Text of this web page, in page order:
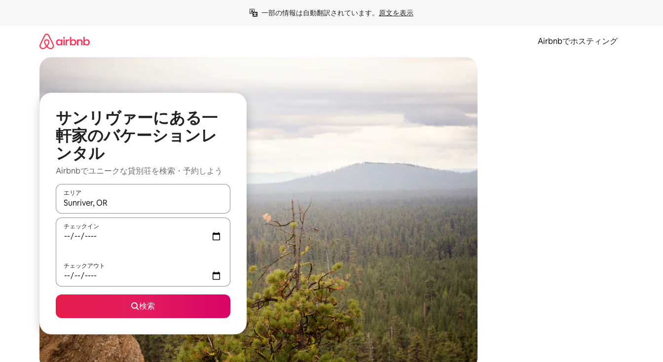
一部の情報は自動翻訳されています。 原文を表示
Airbnbでホスティング
サンリヴァーにある一
軒家のバケーションレ
ンタル
Airbnbでユニークな貸別荘を検索・予約しよう
エリア
検索結果が表示されたら、上下の矢印キーを使って移動するか、画面をタッチまたはスワイプして検索結果を確認することができます。
チェックイン
チェックアウト
検索